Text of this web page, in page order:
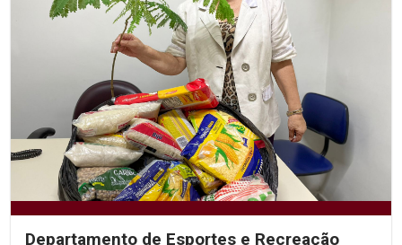
Departamento de Esportes e Recreação